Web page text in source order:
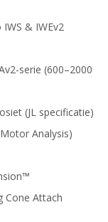
& IWEv2
serie (600–2000
(JL specificatie)
Analysis)
Cone Attach